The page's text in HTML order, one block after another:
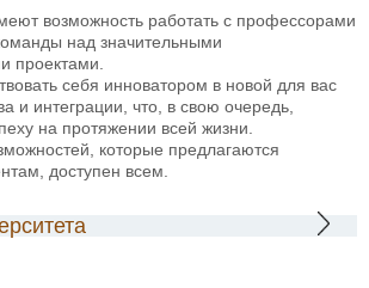
возможность работать с профессорами
над значительными
проектами.
себя инноватором в новой для вас
и интеграции, что, в свою очередь,
на протяжении всей жизни.
которые предлагаются
доступен всем.